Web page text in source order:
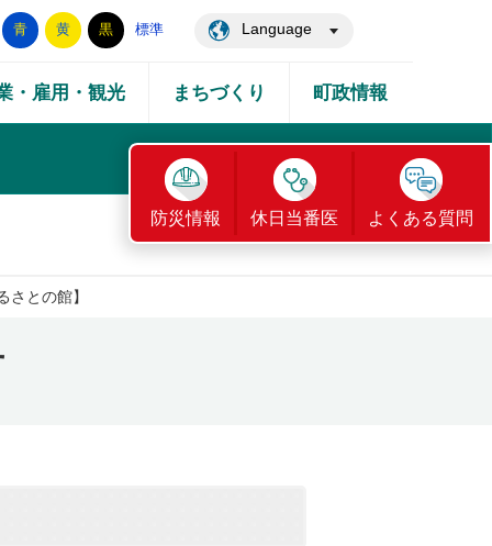
青 黄 黒 標準 Language
・雇用・観光 まちづくり 町政情報
防災情報 休日当番医 よくある質問
さとの館】